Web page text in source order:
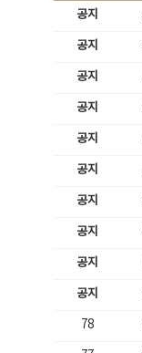
공지
공지
공지
공지
공지
공지
공지
공지
공지
공지
78